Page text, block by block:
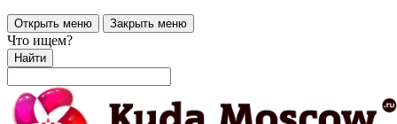
Открыть меню Закрыть меню
Что ищем?
Найти